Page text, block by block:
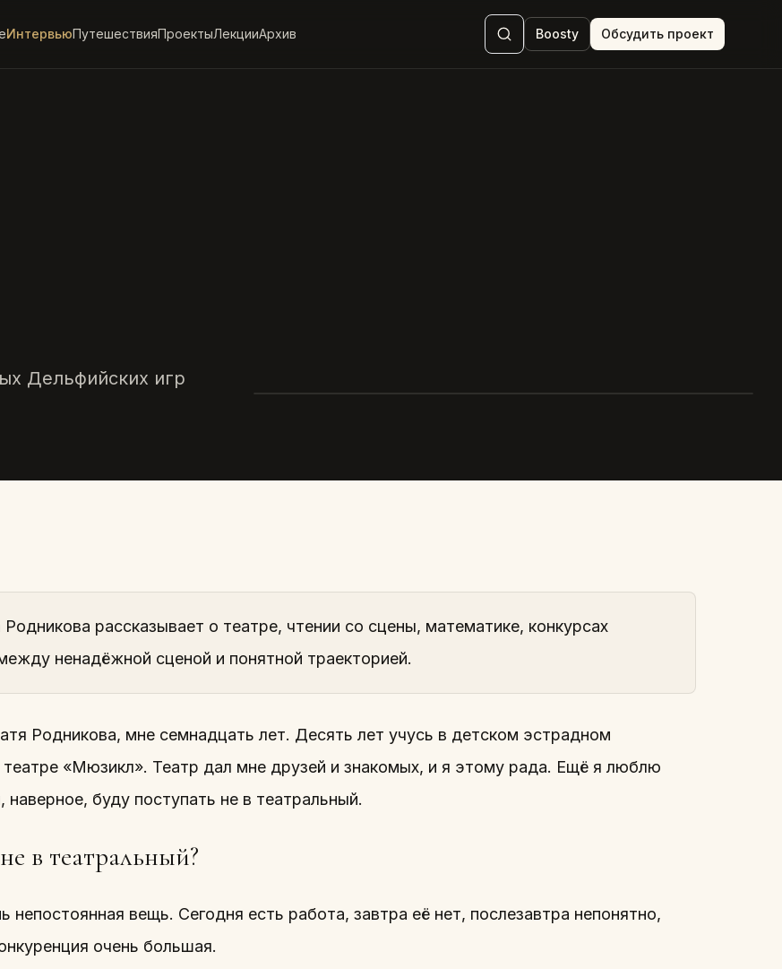
ИнтервьюПутешествияПроектыЛекцииАрхив Boosty Обсудить проект
Дельфийских игр
Родникова рассказывает о театре, чтении со сцены, математике, конкурсах
ненадёжной сценой и понятной траекторией.
Родникова, мне семнадцать лет. Десять лет учусь в детском эстрадном
«Мюзикл». Театр дал мне друзей и знакомых, и я этому рада. Ещё я люблю
наверное, буду поступать не в театральный.
в театральный?
непостоянная вещь. Сегодня есть работа, завтра её нет, послезавтра непонятно,
очень большая.